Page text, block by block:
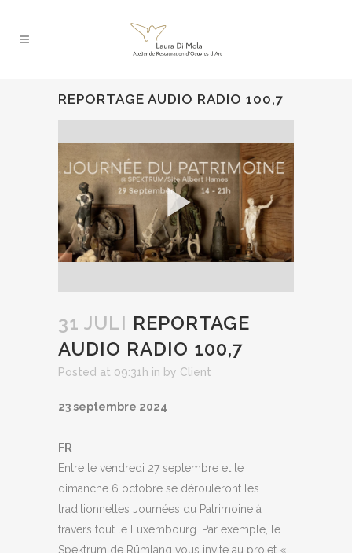
REPORTAGE AUDIO RADIO 100,7
31 JULI REPORTAGE
AUDIO RADIO 100,7
Posted at 09:31h in by Client
23 septembre 2024
FR
Entre le vendredi 27 septembre et le
dimanche 6 octobre se dérouleront les
traditionnelles Journées du Patrimoine à
travers tout le Luxembourg. Par exemple, le
Spektrum de Rümlang vous invite au projet «